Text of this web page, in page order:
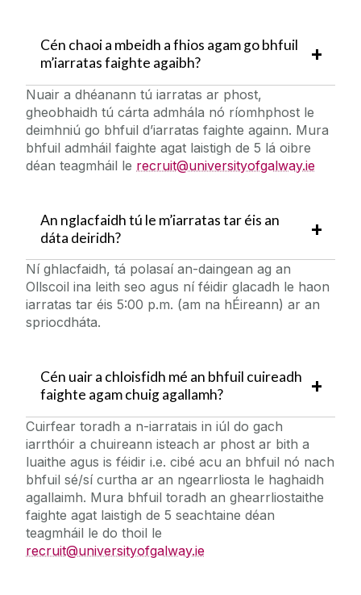
Cén chaoi a mbeidh a fhios agam go bhfuil
m’iarratas faighte agaibh?
Nuair a dhéanann tú iarratas ar phost,
gheobhaidh tú cárta admhála nó ríomhphost le
deimhniú go bhfuil d’iarratas faighte againn. Mura
bhfuil admháil faighte agat laistigh de 5 lá oibre
déan teagmháil le recruit@universityofgalway.ie
An nglacfaidh tú le m’iarratas tar éis an
dáta deiridh?
Ní ghlacfaidh, tá polasaí an-daingean ag an
Ollscoil ina leith seo agus ní féidir glacadh le haon
iarratas tar éis 5:00 p.m. (am na hÉireann) ar an
spriocdháta.
Cén uair a chloisfidh mé an bhfuil cuireadh
faighte agam chuig agallamh?
Cuirfear toradh a n-iarratais in iúl do gach
iarrthóir a chuireann isteach ar phost ar bith a
luaithe agus is féidir i.e. cibé acu an bhfuil nó nach
bhfuil sé/sí curtha ar an ngearrliosta le haghaidh
agallaimh. Mura bhfuil toradh an ghearrliostaithe
faighte agat laistigh de 5 seachtaine déan
teagmháil le do thoil le
recruit@universityofgalway.ie